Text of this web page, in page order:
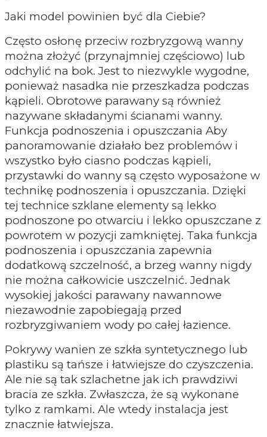
Jaki model powinien być dla Ciebie?
Często osłonę przeciw rozbryzgową wanny
można złożyć (przynajmniej częściowo) lub
odchylić na bok. Jest to niezwykle wygodne,
ponieważ nasadka nie przeszkadza podczas
kąpieli. Obrotowe parawany są również
nazywane składanymi ścianami wanny.
Funkcja podnoszenia i opuszczania Aby
panoramowanie działało bez problemów i
wszystko było ciasno podczas kąpieli,
przystawki do wanny są często wyposażone w
technikę podnoszenia i opuszczania. Dzięki
tej technice szklane elementy są lekko
podnoszone po otwarciu i lekko opuszczane z
powrotem w pozycji zamkniętej. Taka funkcja
podnoszenia i opuszczania zapewnia
dodatkową szczelność, a brzeg wanny nigdy
nie można całkowicie uszczelnić. Jednak
wysokiej jakości parawany nawannowe
niezawodnie zapobiegają przed
rozbryzgiwaniem wody po całej łazience.
Pokrywy wanien ze szkła syntetycznego lub
plastiku są tańsze i łatwiejsze do czyszczenia.
Ale nie są tak szlachetne jak ich prawdziwi
bracia ze szkła. Zwłaszcza, że są wykonane
tylko z ramkami. Ale wtedy instalacja jest
znacznie łatwiejsza.